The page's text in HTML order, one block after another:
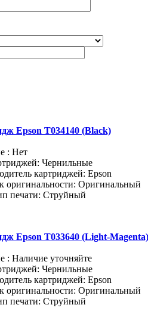
Epson T034140 (Black)
: Нет
Чернильные
картриджей: Epson
оригинальности: Оригинальный
печати: Струйный
Epson T033640 (Light-Magenta)
: Наличие уточняйте
Чернильные
картриджей: Epson
оригинальности: Оригинальный
печати: Струйный